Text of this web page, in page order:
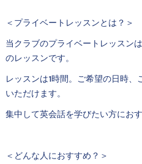
＜プライベートレッスンとは？＞
当クラブのプライベートレッスン
のレッスンです。
レッスンは1時間。ご希望の日時
いただけます。
集中して英会話を学びたい方におす
＜どんな人におすすめ？＞